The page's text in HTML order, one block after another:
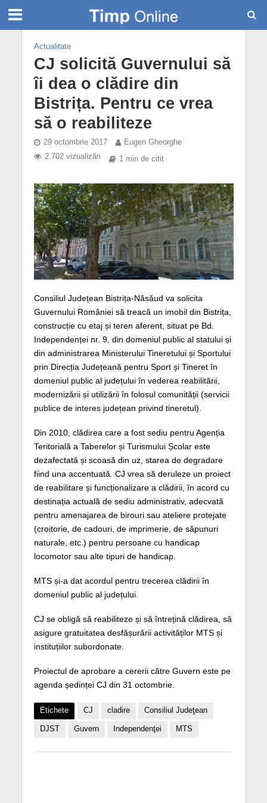
Actualitate
CJ solicită Guvernului să
îi dea o clădire din
Bistrița. Pentru ce vrea
să o reabiliteze
29 octombrie 2017
Eugen Gheorghe
2.702 vizualizări
1 min de citit
Consiliul Județean Bistrița-Năsăud va solicita
Guvernului României să treacă un imobil din Bistrița,
construcție cu etaj și teren aferent, situat pe Bd.
Independenței nr. 9, din domeniul public al statului și
din administrarea Ministerului Tineretului și Sportului
prin Direcția Județeană pentru Sport și Tineret în
domeniul public al județului în vederea reabilitării,
modernizării și utilizării în folosul comunității (servicii
publice de interes județean privind tineretul).
Din 2010, clădirea care a fost sediu pentru Agenția
Teritorială a Taberelor și Turismului Școlar este
dezafectată și scoasă din uz, starea de degradare
fiind una accentuată. CJ vrea să deruleze un proiect
de reabilitare și funcționalizare a clădirii, în acord cu
destinația actuală de sediu administrativ, adecvată
pentru amenajarea de birouri sau ateliere protejate
(croitorie, de cadouri, de imprimerie, de săpunuri
naturale, etc.) pentru persoane cu handicap
locomotor sau alte tipuri de handicap.
MTS și-a dat acordul pentru trecerea clădirii în
domeniul public al județului.
CJ se obligă să reabiliteze și să întrețină clădirea, să
asigure gratuitatea desfășurării activităților MTS și
instituțiilor subordonate.
Proiectul de aprobare a cererii către Guvern este pe
agenda ședinței CJ din 31 octombrie.
Etichete CJ cladire Consiliul Judeţean
DJST Guvern Independenţei MTS